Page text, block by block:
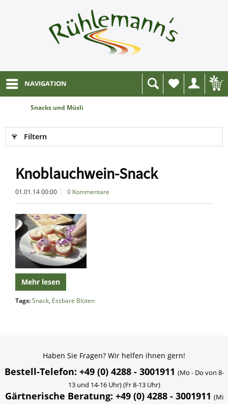
NAVIGATION
Wunschliste
Snacks und Müsli
Filtern
Knoblauchwein-Snack
01.01.14 00:00 0 Kommentare
Mehr lesen
Tags:Snack, Essbare Blüten
Haben Sie Fragen? Wir helfen ihnen gern!
Bestell-Telefon: +49 (0) 4288 - 3001911 (Mo - Do von 8-
13 und 14-16 Uhr) (Fr 8-13 Uhr)
Gärtnerische Beratung: +49 (0) 4288 - 3001911 (Mi